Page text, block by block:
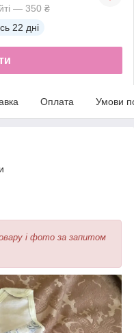
— 350 ₴
22 дні
Оплата Умови
і фото за запитом